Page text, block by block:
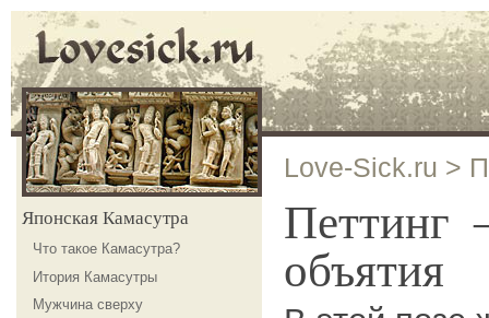
Японская Камасутра
Что такое Камасутра?
Итория Камасутры
Мужчина сверху
Love-Sick.ru >
объятия